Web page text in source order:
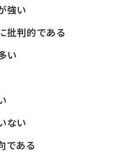
強い
批判的である
い
ない
である